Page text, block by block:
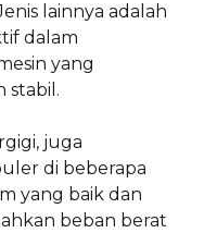
lainnya adalah
dalam
yang
stabil.
juga
di beberapa
yang baik dan
beban berat